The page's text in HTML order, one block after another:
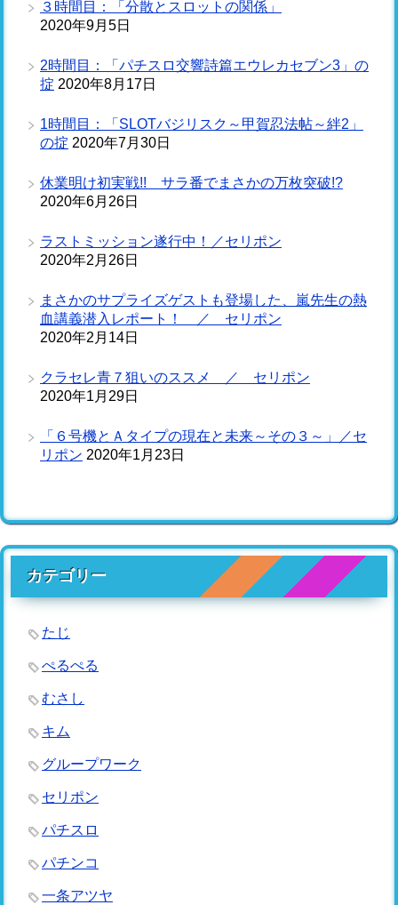
３時間目：「分散とスロットの関係」
2020年9月5日
2時間目：「パチスロ交響詩篇エウレカセブン3」の
掟 2020年8月17日
1時間目：「SLOTバジリスク～甲賀忍法帖～絆2」
の掟 2020年7月30日
休業明け初実戦!! サラ番でまさかの万枚突破!?
2020年6月26日
ラストミッション遂行中！／セリポン
2020年2月26日
まさかのサプライズゲストも登場した、嵐先生の熱
血講義潜入レポート！ ／ セリポン
2020年2月14日
クラセレ青７狙いのススメ ／ セリポン
2020年1月29日
「６号機とＡタイプの現在と未来～その３～」／セ
リポン 2020年1月23日
カテゴリー
たじ
ぺるぺる
むさし
キム
グループワーク
セリポン
パチスロ
パチンコ
一条アツヤ